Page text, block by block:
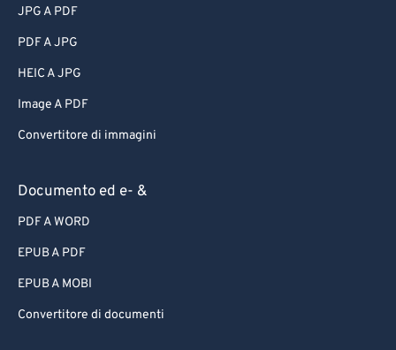
JPG A PDF
PDF A JPG
HEIC A JPG
Image A PDF
Convertitore di immagini
Documento ed e- &
PDF A WORD
EPUB A PDF
EPUB A MOBI
Convertitore di documenti